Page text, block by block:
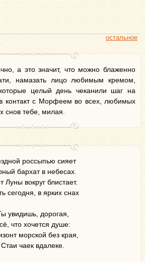
остальное
а это значит, что можно блаженно
намазать лицо любимым кремом,
целый день чеканили шаг на
в контакт с Морфеем во всех, любимых
снов тебе, милая.
россыпью сияет
бархат в небесах.
Луны вокруг блистает.
сегодня, в ярких снах
увидишь, дорогая,
что хочется душе:
морской без края,
Стаи чаек вдалеке.